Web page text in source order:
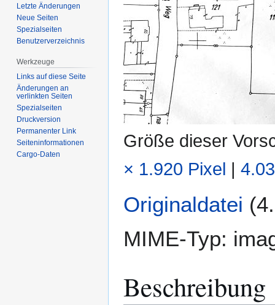
Größe dieser
× 1.920 Pixel |
Originaldatei
MIME-Typ:
Beschreibung
Letzte Änderungen
Neue Seiten
Spezialseiten
Benutzerverzeichnis
Werkzeuge
Links auf diese Seite
Änderungen an
verlinkten Seiten
Spezialseiten
Druckversion
Permanenter Link
Seiten­­informationen
Cargo-Daten